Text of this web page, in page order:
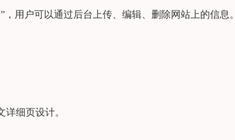
用户可以通过后台上传、编辑、删除网站上的信息。
细页设计。